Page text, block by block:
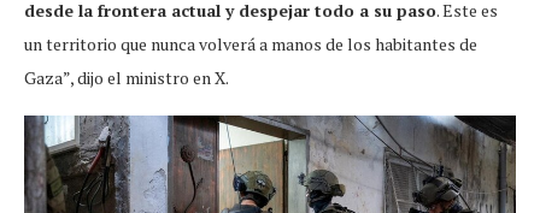
desde la frontera actual y despejar todo a su paso. Este es
un territorio que nunca volverá a manos de los habitantes de
Gaza”, dijo el ministro en X.